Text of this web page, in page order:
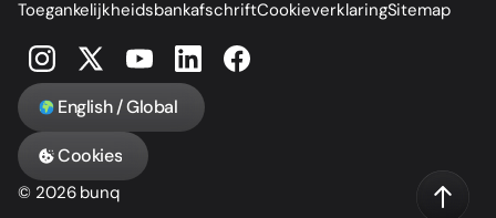
ToegankelijkheidsbankafschriftCookieverklaringSitemap
English / Global
Cookies
© 2026 bunq